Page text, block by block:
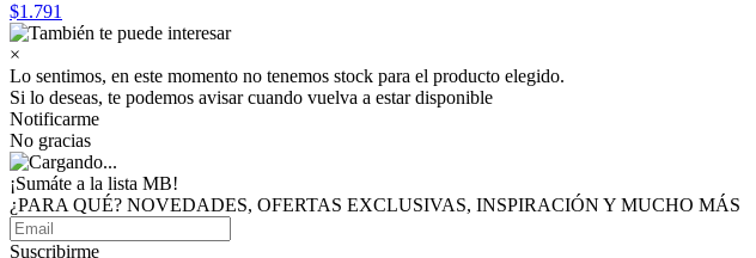
$1.791
×
Lo sentimos, en este momento no tenemos stock para el producto elegido.
Si lo deseas, te podemos avisar cuando vuelva a estar disponible
Notificarme
No gracias
¡Sumáte a la lista MB!
¿PARA QUÉ? NOVEDADES, OFERTAS EXCLUSIVAS, INSPIRACIÓN Y MUCHO MÁS
Suscribirme